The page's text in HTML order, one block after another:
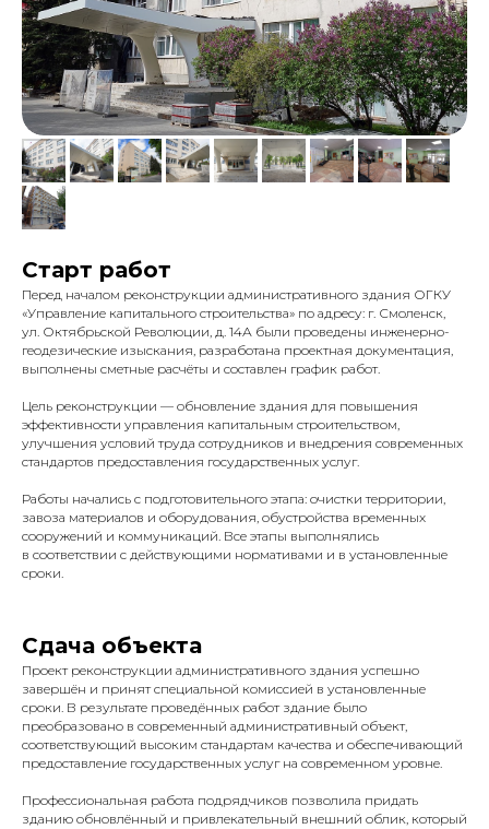
Старт работ
Перед началом реконструкции административного здания ОГКУ
«Управление капитального строительства» по адресу: г. Смоленск,
ул. Октябрьской Революции, д. 14А были проведены инженерно-
геодезические изыскания, разработана проектная документация,
выполнены сметные расчёты и составлен график работ.
Цель реконструкции — обновление здания для повышения
эффективности управления капитальным строительством,
улучшения условий труда сотрудников и внедрения современных
стандартов предоставления государственных услуг.
Работы начались с подготовительного этапа: очистки территории,
завоза материалов и оборудования, обустройства временных
сооружений и коммуникаций. Все этапы выполнялись
в соответствии с действующими нормативами и в установленные
сроки.
Сдача объекта
Проект реконструкции административного здания успешно
завершён и принят специальной комиссией в установленные
сроки. В результате проведённых работ здание было
преобразовано в современный административный объект,
соответствующий высоким стандартам качества и обеспечивающий
предоставление государственных услуг на современном уровне.
Профессиональная работа подрядчиков позволила придать
зданию обновлённый и привлекательный внешний облик, который
+7 910 114 04 07
КОНТАКТЫ